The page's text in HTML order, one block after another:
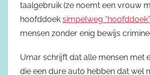
taalgebruik (ze noemt een vrouw
hoofddoek simpelweg “hoofddoek”
mensen zonder enig bewijs
Umar schrijft dat alle mensen met
die een dure auto hebben dat wel